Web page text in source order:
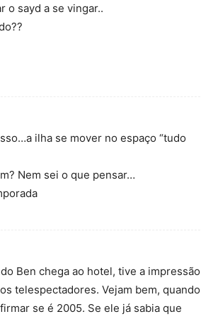
o sayd a se vingar..
ilha se mover no espaço “tudo
Nem sei o que pensar…
Ben chega ao hotel, tive a impressão
telespectadores. Vejam bem, quando
se é 2005. Se ele já sabia que